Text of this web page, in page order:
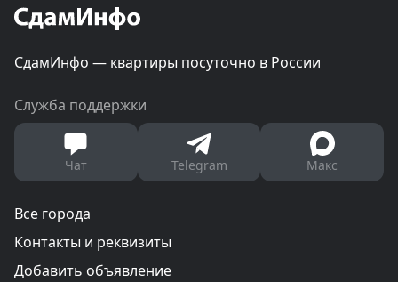
СдамИнфо — квартиры посуточно в России
Служба поддержки
Чат Telegram Макс
Все города
Контакты и реквизиты
Добавить объявление